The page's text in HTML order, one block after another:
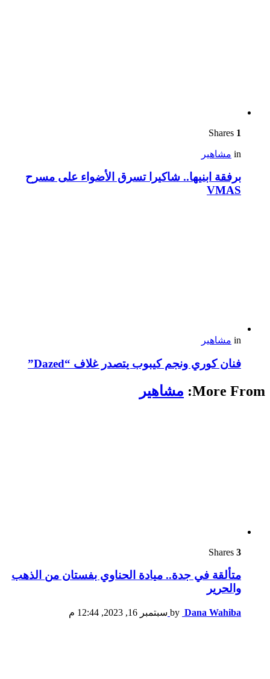
1
in مشاهير
برفقة ابنيها.. شاكيرا تسرق الأضواء على مسرح
VMAS
in مشاهير
فنان كوري ونجم كيبوب يتصدر غلاف “Dazed”
More From: مشاهير
3
متألقة في جدة.. ميادة الحناوي بفستان من الذهب
والحرير
by Dana Wahiba سبتمبر 16, 2023, 12:44 م